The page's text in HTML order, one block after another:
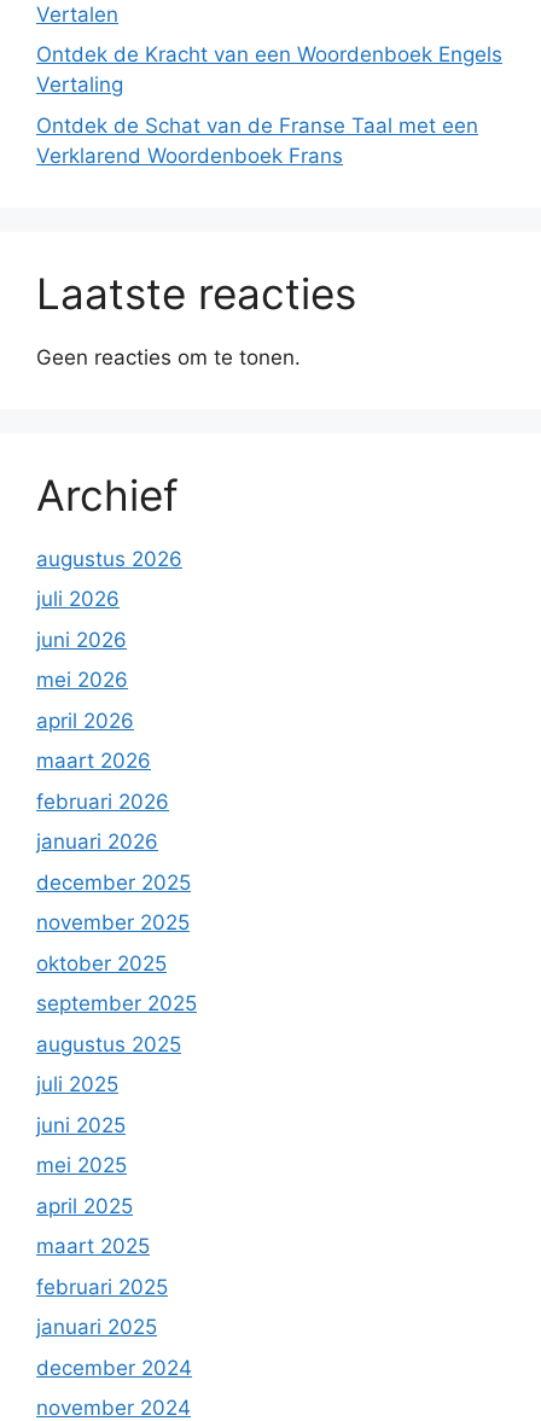
Vertalen
Ontdek de Kracht van een Woordenboek Engels
Vertaling
Ontdek de Schat van de Franse Taal met een
Verklarend Woordenboek Frans
Laatste reacties
Geen reacties om te tonen.
Archief
augustus 2026
juli 2026
juni 2026
mei 2026
april 2026
maart 2026
februari 2026
januari 2026
december 2025
november 2025
oktober 2025
september 2025
augustus 2025
juli 2025
juni 2025
mei 2025
april 2025
maart 2025
februari 2025
januari 2025
december 2024
november 2024